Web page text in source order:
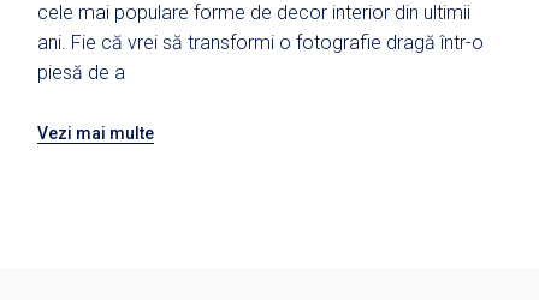
cele mai populare forme de decor interior din ultimii
ani. Fie că vrei să transformi o fotografie dragă într-o
piesă de a
Vezi mai multe